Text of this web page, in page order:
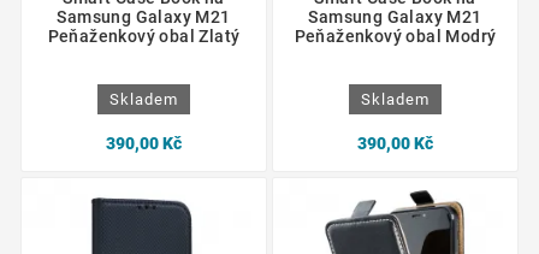
Samsung Galaxy M21
Peňaženkový obal Zlatý
Skladem
390,00 Kč
Samsung Galaxy M21
Peňaženkový obal Modrý
Skladem
390,00 Kč